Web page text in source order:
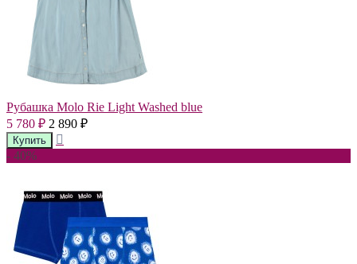
Рубашка Molo Rie Light Washed blue
5 780 ₽ 2 890 ₽
- 40%